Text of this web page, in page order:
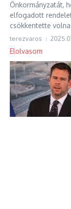
Önkormányzatát,
elfogadott
csökkentette
terezvaros
Elolvasom